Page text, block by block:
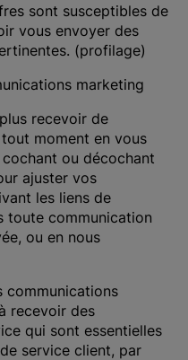
sont susceptibles de
vous envoyer des
(profilage)
marketing
recevoir de
moment en vous
ou décochant
ajuster vos
les liens de
toute communication
ou en nous
communications
recevoir des
qui sont essentielles
service client, par